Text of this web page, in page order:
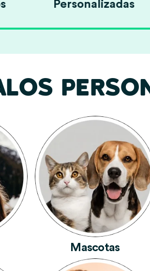
Personalizadas
Mascotas